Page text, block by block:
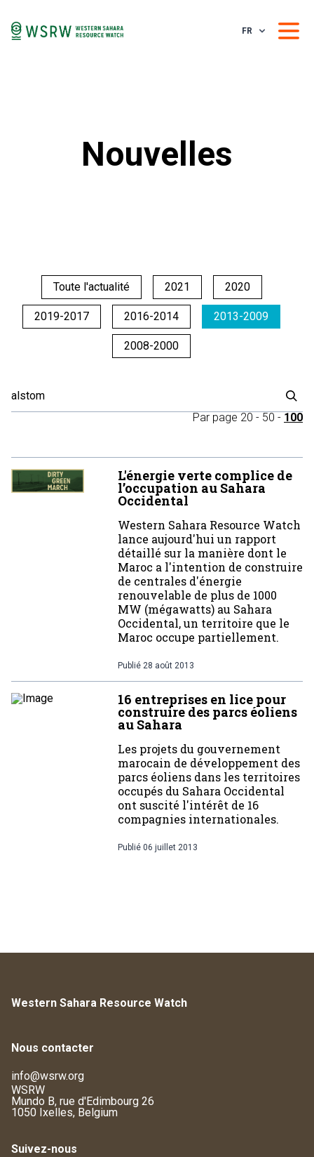
FR
Nouvelles
Toute l'actualité 2021 2020
2019-2017 2016-2014 2013-2009
2008-2000
Par page 20 - 50 - 100
L'énergie verte complice de
l’occupation au Sahara
Occidental
Western Sahara Resource Watch
lance aujourd'hui un rapport
détaillé sur la manière dont le
Maroc a l'intention de construire
de centrales d'énergie
renouvelable de plus de 1000
MW (mégawatts) au Sahara
Occidental, un territoire que le
Maroc occupe partiellement.
Publié 28 août 2013
16 entreprises en lice pour
construire des parcs éoliens
au Sahara
Les projets du gouvernement
marocain de développement des
parcs éoliens dans les territoires
occupés du Sahara Occidental
ont suscité l'intérêt de 16
compagnies internationales.
Publié 06 juillet 2013
Western Sahara Resource Watch
Nous contacter
info@wsrw.org
WSRW
Mundo B, rue d'Edimbourg 26
1050 Ixelles, Belgium
Suivez-nous